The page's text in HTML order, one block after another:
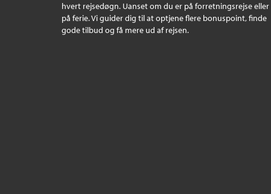
hvert rejsedøgn. Uanset om du er på forretningsrejse eller
på ferie. Vi guider dig til at optjene flere bonuspoint, finde
gode tilbud og få mere ud af rejsen.